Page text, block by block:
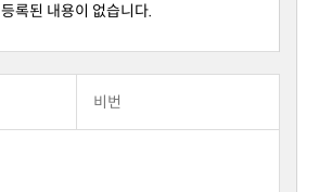
등록된 내용이 없습니다.